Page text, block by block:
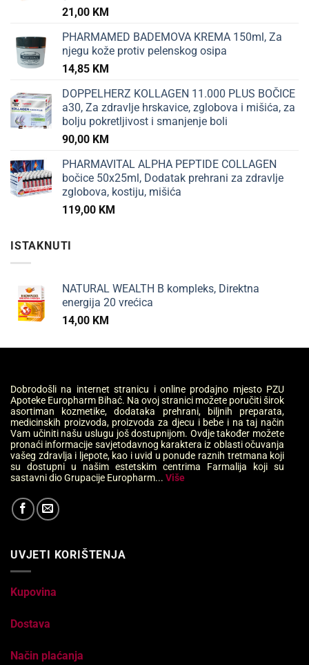
21,00 KM
PHARMAMED BADEMOVA KREMA 150ml, Za
njegu kože protiv pelenskog osipa
14,85 KM
DOPPELHERZ KOLLAGEN 11.000 PLUS BOČICE
a30, Za zdravlje hrskavice, zglobova i mišića, za
bolju pokretljivost i smanjenje boli
90,00 KM
PHARMAVITAL ALPHA PEPTIDE COLLAGEN
bočice 50x25ml, Dodatak prehrani za zdravlje
zglobova, kostiju, mišića
119,00 KM
ISTAKNUTI
NATURAL WEALTH B kompleks, Direktna
energija 20 vrećica
14,00 KM
Dobrodošli na internet stranicu i online prodajno mjesto PZU
Apoteke Europharm Bihać. Na ovoj stranici možete poručiti širok
asortiman kozmetike, dodataka prehrani, biljnih preparata,
medicinskih proizvoda, proizvoda za djecu i bebe i na taj način
Vam učiniti našu uslugu još dostupnijom. Ovdje također možete
pronaći informacije savjetodavnog karaktera iz oblasti očuvanja
vašeg zdravlja i ljepote, kao i uvid u ponude raznih tretmana koji
su dostupni u našim estetskim centrima Farmalija koji su
sastavni dio Grupacije Europharm... Više
UVJETI KORIŠTENJA
Kupovina
Dostava
Način plaćanja